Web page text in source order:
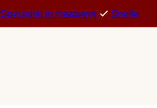
Specialist in maatwerk Snelle